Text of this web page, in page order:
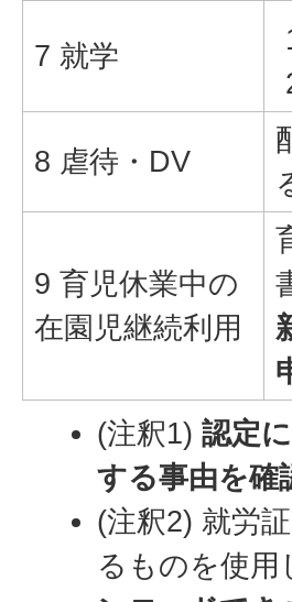
7 就学
8 虐待・DV
9 育児休業中の
在園児継続利用
(注釈1)認定
する事由を確
(注釈2) 就労
るものを使